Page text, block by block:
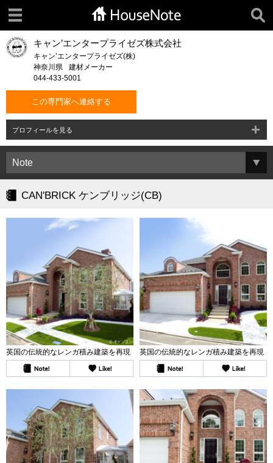
キャン’エンタープライゼズ株式会社
キャン’エンタープライゼズ(株)
神奈川県
建材メーカー
044-433-5001
この専門家へ連絡する
プロフィールを見る
CAN'BRICK ケンブリッジ(CB)
英国の伝統的なレンガ積み建築を再現 英国の伝統的なレンガ積み建築を再現